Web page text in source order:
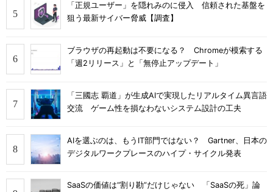
「正規ユーザー」を隠れみのに侵入 信頼された基盤を
狙う最新サイバー脅威【調査】
ブラウザの再起動は不要になる？ Chromeが模索する
「週2リリース」と「無停止アップデート」
「三國志 覇道」が生成AIで実現したリアルタイム異言語
交流 ゲーム性を損なわないシステム設計の工夫
AIを選ぶのは、もうIT部門ではない？ Gartner、日本の
デジタルワークプレースのハイプ・サイクル発表
SaaSの価値は“割り勘”だけじゃない 「SaaSの死」論